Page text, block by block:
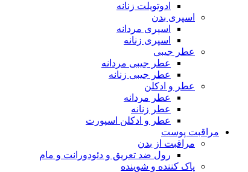
ادوتویلت زنانه
اسپری بدن
اسپری مردانه
اسپری زنانه
عطر جیبی
عطر جیبی مردانه
عطر جیبی زنانه
عطر و ادکلن
عطر مردانه
عطر زنانه
عطر و ادکلن اسپورت
مراقبت پوست
مراقبت از بدن
رول ضد تعریق و دئودورانت و مام
پاک کننده و شوینده